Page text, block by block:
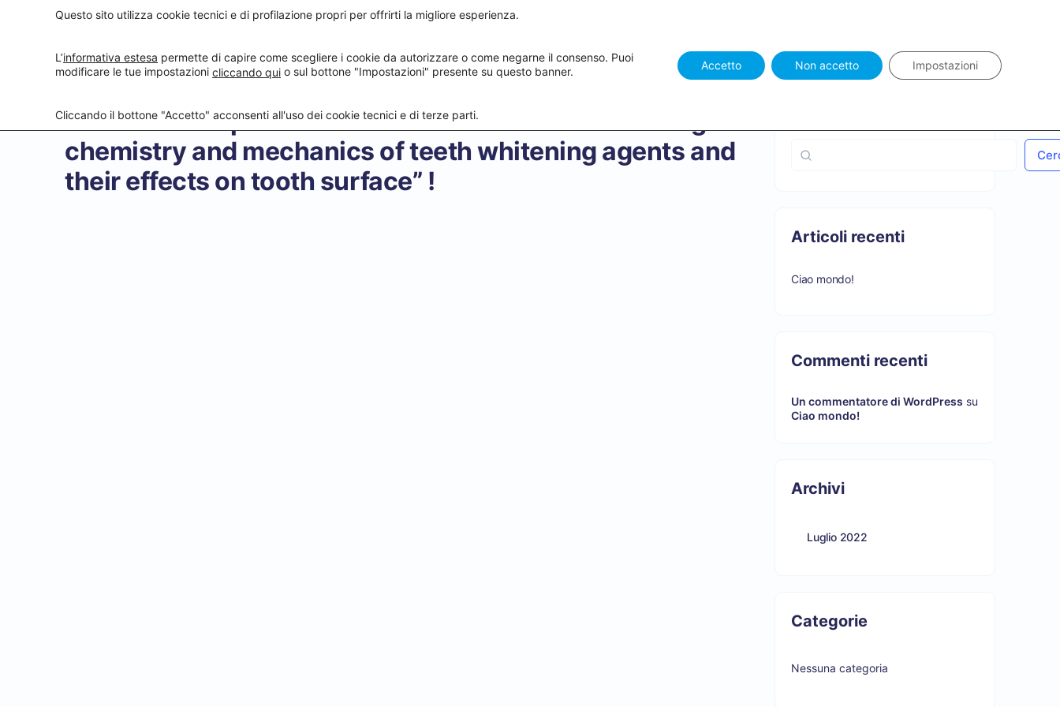
You have completed the course “Behind the bleaching:
chemistry and mechanics of teeth whitening agents and
their effects on tooth surface” !
Articoli recenti
Ciao mondo!
Commenti recenti
Un commentatore di WordPress su
Ciao mondo!
Archivi
Luglio 2022
Categorie
Nessuna categoria
Questo sito utilizza cookie tecnici e di profilazione propri per offrirti la migliore esperienza.
L’informativa estesa permette di capire come scegliere i cookie da autorizzare o come negarne il consenso. Puoi
modificare le tue impostazioni cliccando qui o sul bottone "Impostazioni" presente su questo banner.
Cliccando il bottone "Accetto" acconsenti all'uso dei cookie tecnici e di terze parti.
Accetto Non accetto Impostazioni